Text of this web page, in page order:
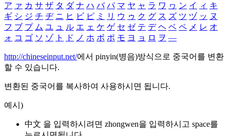
ア ァ カ サ ザ タ ダ ナ ハ バ パ マ ヤ ャ ラ ワ ヮ ン イ ィ キ
ギ シ ジ チ ヂ ニ ヒ ビ ピ ミ リ ウ ゥ ク グ ス ズ ツ ヅ ッ ヌ
フ ブ プ ム ユ ュ ル エ ェ ケ ゲ セ ゼ テ デ ヘ ベ ペ メ レ オ
ォ コ ゴ ソ ゾ ト ド ノ ホ ボ ポ モ ヨ ョ ロ ヲ ―
http://chineseinput.net/에서 pinyin(병음)방식으로 중국어를 변환
할 수 있습니다.
변환된 중국어를 복사하여 사용하시면 됩니다.
예시)
中文 을 입력하시려면 zhongwen을 입력하시고 space를